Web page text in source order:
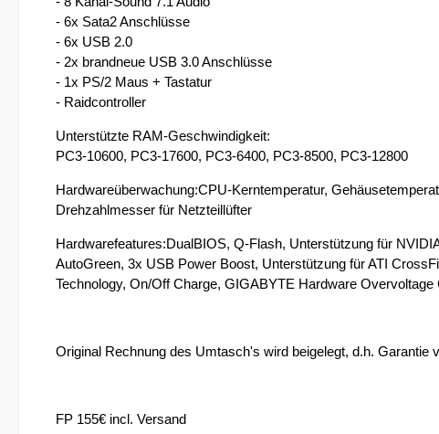
- 6x Sata2 Anschlüsse
- 6x USB 2.0
- 2x brandneue USB 3.0 Anschlüsse
- 1x PS/2 Maus + Tastatur
- Raidcontroller
Unterstützte RAM-Geschwindigkeit:
PC3-10600, PC3-17600, PC3-6400, PC3-8500, PC3-12800
Hardwareüberwachung:CPU-Kerntemperatur,
Drehzahlmesser für Netzteillüfter
Hardwarefeatures:DualBIOS, Q-Flash, Unterstützung für
AutoGreen, 3x USB Power Boost, Unterstützung für ATI
Technology, On/Off Charge, GIGABYTE Hardware Overvoltage
Original Rechnung des Umtasch's wird beigelegt, d.h. Garantie
FP 155€ incl. Versand